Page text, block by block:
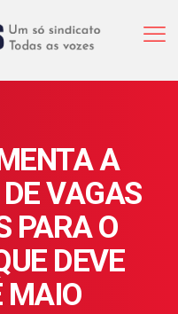
A
VAGAS
PARA O
DEVE
MAIO